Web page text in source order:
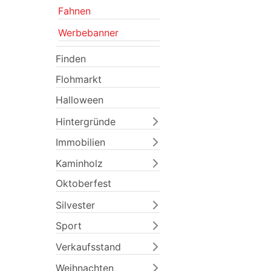
Fahnen
Werbebanner
Finden
Flohmarkt
Halloween
Hintergründe
Immobilien
Kaminholz
Oktoberfest
Silvester
Sport
Verkaufsstand
Weihnachten